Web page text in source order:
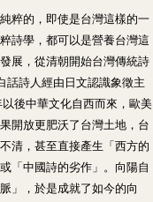
粹的，即使是台灣這樣的一
詩學，都可以是營養台灣這
展，從清朝開始台灣傳統詩
話詩人經由日文認識象徵主
後中華文化自西而來，歐美
開放更肥沃了台灣土地，台
清，甚至直接產生「西方的
「中國詩的劣作」。向陽自
」，於是成就了如今的向